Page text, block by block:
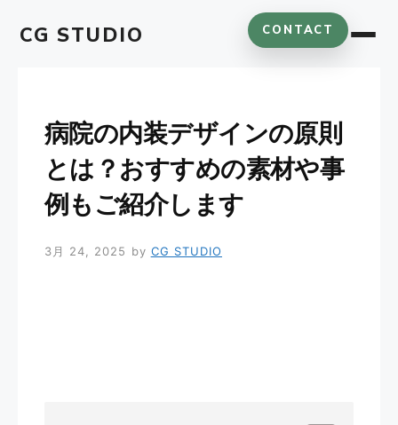
CG STUDIO CONTACT
病院の内装デザインの原則
とは？おすすめの素材や事
例もご紹介します
3月 24, 2025 by CG STUDIO